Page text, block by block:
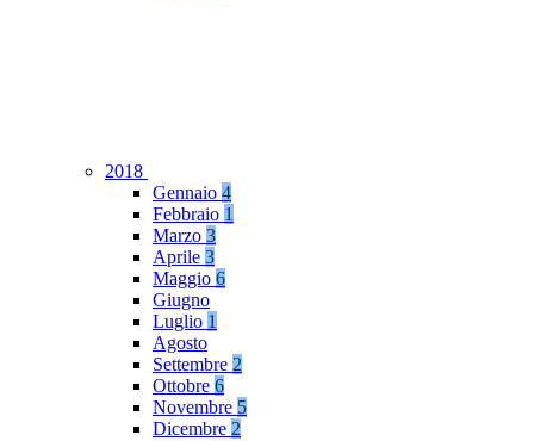
2018
Gennaio 4
Febbraio 1
Marzo 3
Aprile 3
Maggio 6
Giugno
Luglio 1
Agosto
Settembre 2
Ottobre 6
Novembre 5
Dicembre 2